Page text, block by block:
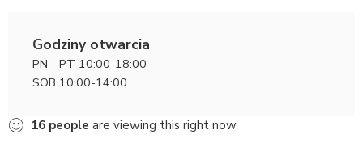
Godziny otwarcia
PN - PT 10:00-18:00
SOB 10:00-14:00
16 people are viewing this right now